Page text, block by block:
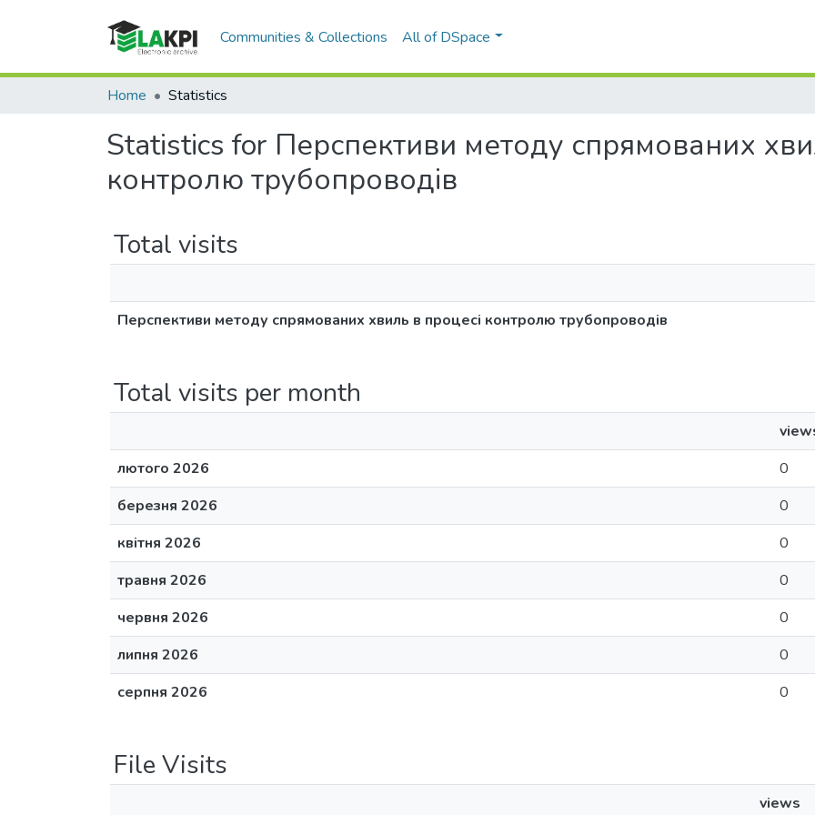
Communities & Collections All of DSpace
Home Statistics
Statistics for Перспективи методу спрямованих
контролю трубопроводів
Total visits
Перспективи методу спрямованих хвиль в процесі контролю трубопроводів
Total visits per month
лютого 2026
0
березня 2026
0
квітня 2026
0
травня 2026
0
червня 2026
0
липня 2026
0
серпня 2026
0
File Visits
views